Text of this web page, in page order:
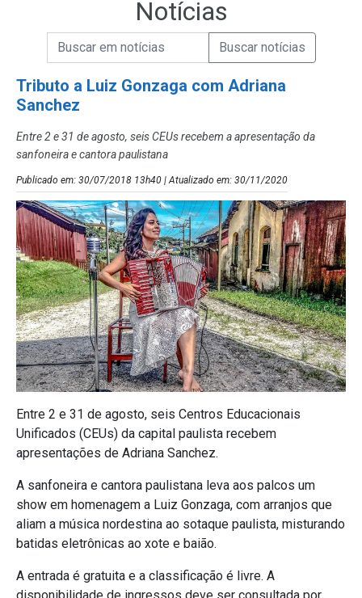
Notícias
Campo de Busca de Notícias
Campo de Busca de informaçõesEnviar a Busca de Notícias
Tributo a Luiz Gonzaga com Adriana
Sanchez
Entre 2 e 31 de agosto, seis CEUs recebem a apresentação da
sanfoneira e cantora paulistana
Publicado em: 30/07/2018 13h40 | Atualizado em: 30/11/2020
Entre 2 e 31 de agosto, seis Centros Educacionais
Unificados (CEUs) da capital paulista recebem
apresentações de Adriana Sanchez.
A sanfoneira e cantora paulistana leva aos palcos um
show em homenagem a Luiz Gonzaga, com arranjos que
aliam a música nordestina ao sotaque paulista, misturando
batidas eletrônicas ao xote e baião.
A entrada é gratuita e a classificação é livre. A